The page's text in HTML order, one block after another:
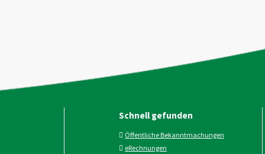
Schnell gefunden
Öffentliche Bekanntmachungen
eRechnungen